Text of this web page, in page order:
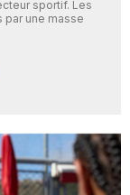
sportif. Les
par une masse